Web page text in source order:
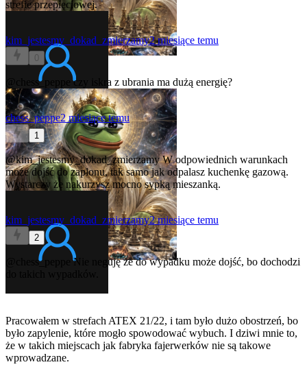
strefie przepięciowej.
kim_jestesmy_dokad_zmierzamy2 miesiące temu
0
@chess_peppe czy iskra z ubrania ma dużą energię?
chess_peppe2 miesiące temu
1
@kim_jestesmy_dokad_zmierzamyW odpowiednich warunkach
może dojść do zapłonu, tak samo jak odpalasz kuchenkę gazową.
Wystarczy że nakurzysz mocno sypką mieszanką.
kim_jestesmy_dokad_zmierzamy2 miesiące temu
2
@chess_peppe
Nie neguję że do wypadku może dojść, bo dochodzi
Pracowałem w strefach ATEX 21/22, i tam było dużo obostrzeń, bo
było zapylenie, które mogło spowodować wybuch. I dziwi mnie to,
że w takich miejscach jak fabryka fajerwerków nie są takowe
wprowadzane.